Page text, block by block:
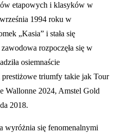
etapowych i klasyków w
1994 roku w
„Kasia” i stała się
rozpoczęła się w
osiemnaście
triumfy takie jak Tour
Wallonne 2024, Amstel Gold
2018.
wyróżnia się fenomenalnymi